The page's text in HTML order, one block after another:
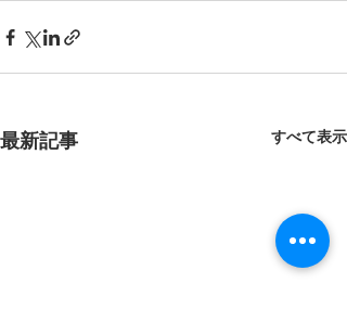
最新記事 すべて表示